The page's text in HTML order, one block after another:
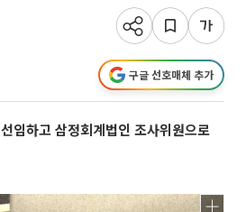
구글 선호매체 추가
임하고 삼정회계법인 조사위원으로